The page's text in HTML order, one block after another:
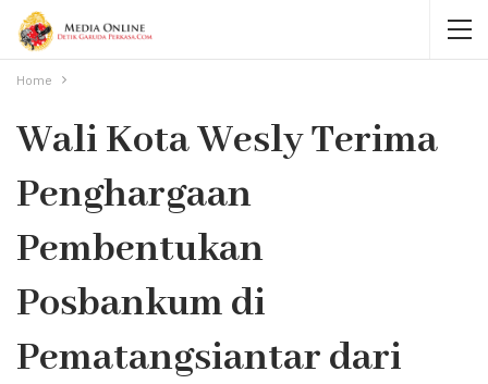
Home
Wali Kota Wesly Terima
Penghargaan
Pembentukan
Posbankum di
Pematangsiantar dari